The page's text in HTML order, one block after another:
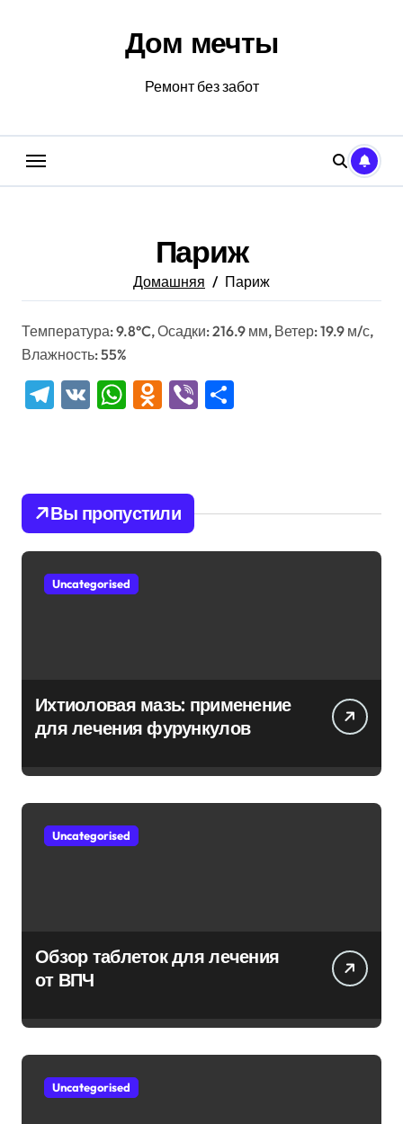
Дом мечты
Ремонт без забот
Париж
Домашняя Париж
Температура: 9.8°C, Осадки: 216.9 мм, Ветер: 19.9 м/с,
Влажность: 55%
Telegram
VK WhatsApp
Odnoklassniki
Viber
Вы пропустили
Uncategorised
Ихтиоловая мазь: применение
для лечения фурункулов
Uncategorised
Обзор таблеток для лечения
от ВПЧ
Uncategorised